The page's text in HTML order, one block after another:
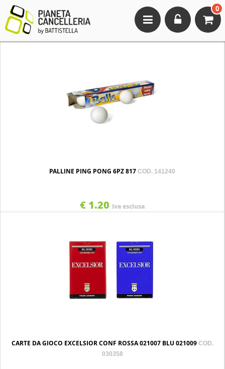
Toggle
navigation
0
PALLINE PING PONG 6PZ 817 COD. 141240
€ 1.20 Iva esclusa
CARTE DA GIOCO EXCELSIOR CONF ROSSA 021007 BLU 021009 COD.
030358